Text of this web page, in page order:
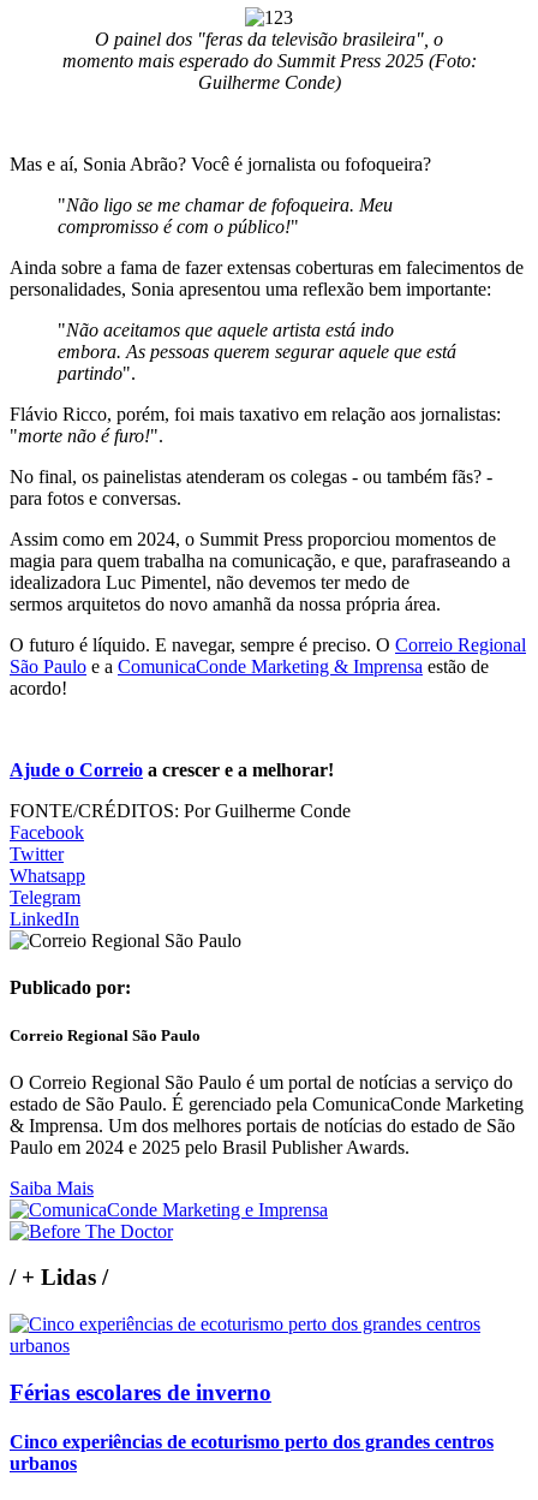
O painel dos "feras da televisão brasileira", o
momento mais esperado do Summit Press 2025 (Foto:
Guilherme Conde)
Mas e aí, Sonia Abrão? Você é jornalista ou fofoqueira?
"Não ligo se me chamar de fofoqueira. Meu
compromisso é com o público!"
Ainda sobre a fama de fazer extensas coberturas em falecimentos de
personalidades, Sonia apresentou uma reflexão bem importante:
"Não aceitamos que aquele artista está indo
embora. As pessoas querem segurar aquele que está
partindo".
Flávio Ricco, porém, foi mais taxativo em relação aos jornalistas:
"morte não é furo!".
No final, os painelistas atenderam os colegas - ou também fãs? -
para fotos e conversas.
Assim como em 2024, o Summit Press proporciou momentos de
magia para quem trabalha na comunicação, e que, parafraseando a
idealizadora Luc Pimentel, não devemos ter medo de
sermos arquitetos do novo amanhã da nossa própria área.
O futuro é líquido. E navegar, sempre é preciso. O Correio Regional
São Paulo e a ComunicaConde Marketing & Imprensa estão de
acordo!
Ajude o Correio a crescer e a melhorar!
FONTE/CRÉDITOS: Por Guilherme Conde
Facebook
Twitter
Whatsapp
Telegram
LinkedIn
Publicado por:
Correio Regional São Paulo
O Correio Regional São Paulo é um portal de notícias a serviço do
estado de São Paulo. É gerenciado pela ComunicaConde Marketing
& Imprensa. Um dos melhores portais de notícias do estado de São
Paulo em 2024 e 2025 pelo Brasil Publisher Awards.
Saiba Mais
/+ Lidas /
Férias escolares de inverno
Cinco experiências de ecoturismo perto dos grandes centros
urbanos